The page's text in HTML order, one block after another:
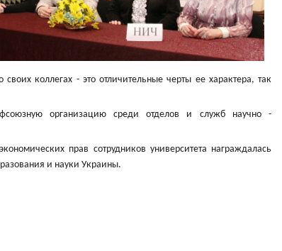
коллегах - это отличительные черты ее характера, так
организацию среди отделов и служб научно -
прав сотрудников университета награждалась
и науки Украины.